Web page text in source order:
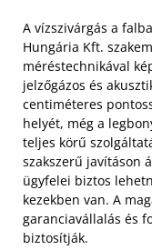
A vízszivárgás a
Hungária Kft.
méréstechnikával
jelzőgázos és
centiméteres
helyét, még a
teljes körű
szakszerű javításon
ügyfelei biztos
kezekben van. A
garanciavállalás és
biztosítják.